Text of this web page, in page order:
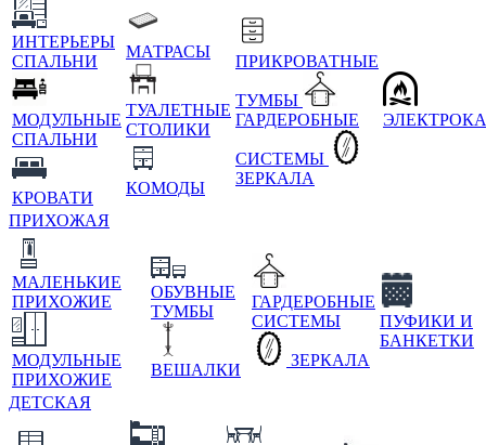
ИНТЕРЬЕРЫ
СПАЛЬНИ
МОДУЛЬНЫЕ
СПАЛЬНИ
КРОВАТИ
МАТРАСЫ
ТУАЛЕТНЫЕ
СТОЛИКИ
КОМОДЫ
ПРИКРОВАТНЫЕ
ТУМБЫ
ГАРДЕРОБНЫЕ
СИСТЕМЫ
ЗЕРКАЛА
ПРИХОЖАЯ
МАЛЕНЬКИЕ
ПРИХОЖИЕ
МОДУЛЬНЫЕ
ПРИХОЖИЕ
ОБУВНЫЕ
ТУМБЫ
ВЕШАЛКИ
ГАРДЕРОБНЫЕ
СИСТЕМЫ
ЗЕРКАЛА
ПУФИКИ И
БАНКЕТКИ
ДЕТСКАЯ